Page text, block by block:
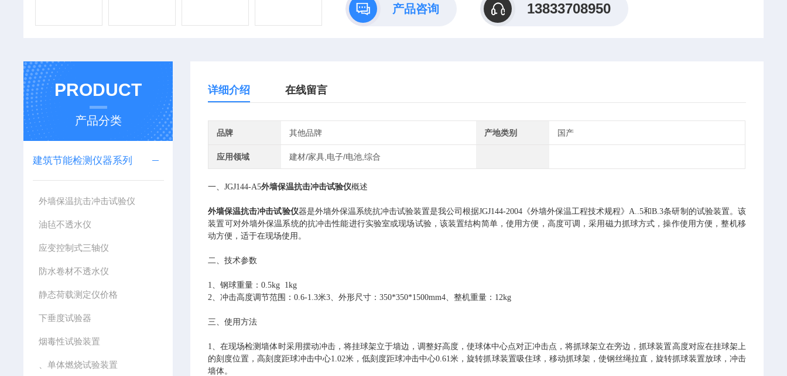
产品咨询 13833708950
PRODUCT
产品分类
建筑节能检测仪器系列
外墙保温抗击冲击试验仪
油毡不透水仪
应变控制式三轴仪
防水卷材不透水仪
静态荷载测定仪价格
下垂度试验器
烟毒性试验装置
、单体燃烧试验装置
详细介绍 在线留言
品牌 其他品牌 产地类别 国产
应用领域 建材/家具,电子/电池,综合
一、JGJ144-A5外墙保温抗击冲击试验仪概述
外墙保温抗击冲击试验仪器是外墙外保温系统抗冲击试验装置是我公司根据JGJ144-2004《外墙外保温工程技术规程》A..5和B.3条研制的试验装置。该
装置可对外墙外保温系统的抗冲击性能进行实验室或现场试验，该装置结构简单，使用方便，高度可调，采用磁力抓球方式，操作使用方便，整机移
动方便，适于在现场使用。
二、技术参数
1、钢球重量：0.5kg 1kg
2、冲击高度调节范围：0.6-1.3米3、外形尺寸：350*350*1500mm4、整机重量：12kg
三、使用方法
1、在现场检测墙体时采用摆动冲击，将挂球架立于墙边，调整好高度，使球体中心点对正冲击点，将抓球架立在旁边，抓球装置高度对应在挂球架上
的刻度位置，高刻度距球冲击中心1.02米，低刻度距球冲击中心0.61米，旋转抓球装置吸住球，移动抓球架，使钢丝绳拉直，旋转抓球装置放球，冲击
墙体。